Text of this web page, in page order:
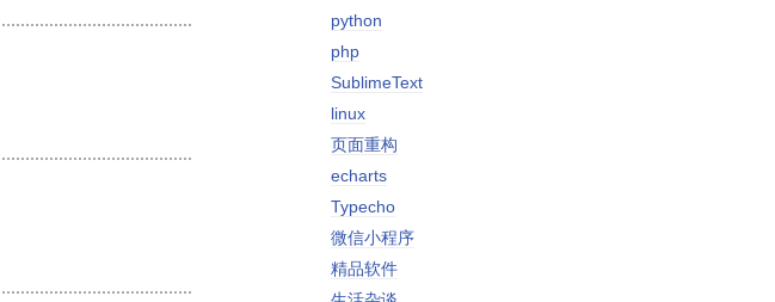
python
php
SublimeText
linux
页面重构
echarts
Typecho
微信小程序
精品软件